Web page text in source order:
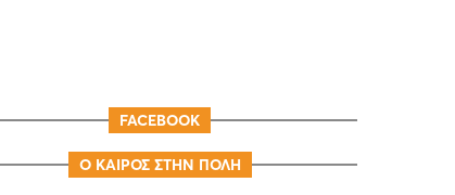
FACEBOOK
Ο ΚΑΙΡΟΣ ΣΤΗΝ ΠΟΛΗ